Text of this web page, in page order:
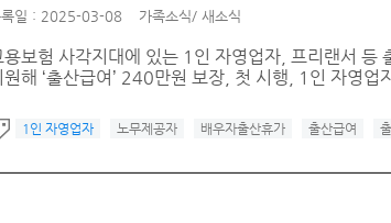
록일 : 2025-03-08 가족소식/ 새소식
용보험 사각지대에 있는 1인 자영업자, 프리랜서
원해 ‘출산급여’ 240만원 보장, 첫 시행, 1인 자영업
1인 자영업자 노무제공자 배우자출산휴가 출산급여